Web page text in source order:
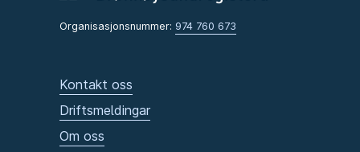
Organisasjonsnummer: 974 760 673
Kontakt oss
Driftsmeldingar
Om oss